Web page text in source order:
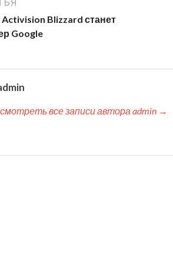
Blizzard станет
Google
все записи автора admin →